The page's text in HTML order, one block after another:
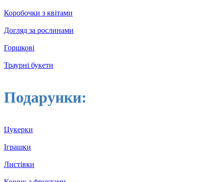
Коробочки з квітами
Догляд за рослинами
Горшкові
Траурні букети
Подарунки:
Цукерки
Іграшки
Листівки